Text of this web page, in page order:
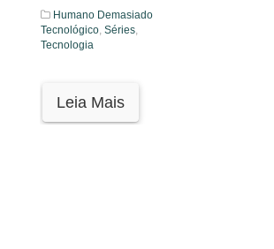
Humano Demasiado
Tecnológico, Séries,
Tecnologia
Leia Mais